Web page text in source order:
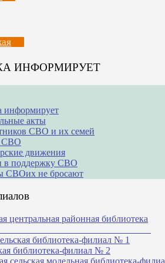
ИНФОРМИРУЕТ
информирует
акты
СВО и их семей
СВО
движения
в поддержку СВО
СВОих не бросают
центральная районная библиотека
библиотека-филиал № 1
библиотека-филиал № 2